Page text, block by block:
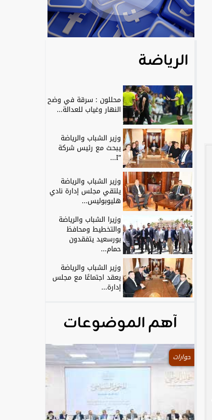
الرياضة
محللون : سرقة في وضح
النهار وغياب للعدالة...
وزير الشباب والرياضة
يبحث مع رئيس شركة
”I...
وزير الشباب والرياضة
يلتقي مجلس إدارة نادي
هليوبوليس...
وزيرا الشباب والرياضة
والتخطيط ومحافظ
بورسعيد يتفقدون
حمام...
وزير الشباب والرياضة
يعقد اجتماعًا مع مجلس
إدارة...
آهم الموضوعات
حوارات